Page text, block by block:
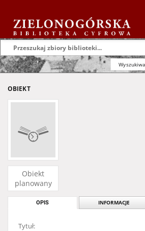
OBIEKT
Obiekt
planowany
OPIS INFORMACJE
Tytuł: